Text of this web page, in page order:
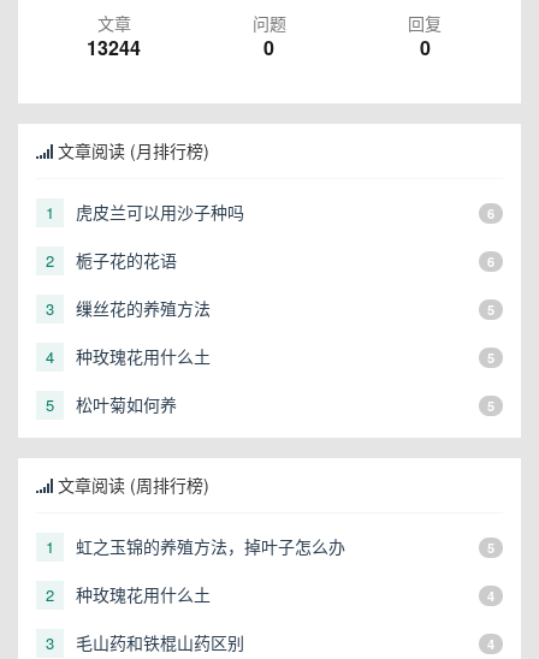
文章
13244
问题
0
回复
0
文章阅读 (月排行榜)
1 虎皮兰可以用沙子种吗 6
2 栀子花的花语 6
3 缫丝花的养殖方法 5
4 种玫瑰花用什么土 5
5 松叶菊如何养 5
文章阅读 (周排行榜)
1 虹之玉锦的养殖方法，掉叶子怎么办 5
2 种玫瑰花用什么土 4
3 毛山药和铁棍山药区别 4